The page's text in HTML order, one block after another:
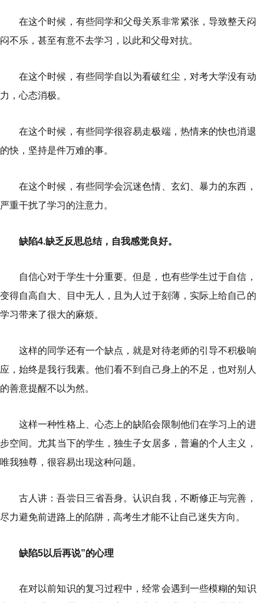
在这个时候，有些同学和父母关系非常紧张，导致整天闷
闷不乐，甚至有意不去学习，以此和父母对抗。
在这个时候，有些同学自以为看破红尘，对考大学没有动
力，心态消极。
在这个时候，有些同学很容易走极端，热情来的快也消退
的快，坚持是件万难的事。
在这个时候，有些同学会沉迷色情、玄幻、暴力的东西，
严重干扰了学习的注意力。
缺陷4.缺乏反思总结，自我感觉良好。
自信心对于学生十分重要。但是，也有些学生过于自信，
变得自高自大、目中无人，且为人过于刻薄，实际上给自己的
学习带来了很大的麻烦。
这样的同学还有一个缺点，就是对待老师的引导不积极响
应，始终是我行我素。他们看不到自己身上的不足，也对别人
的善意提醒不以为然。
这样一种性格上、心态上的缺陷会限制他们在学习上的进
步空间。尤其当下的学生，独生子女居多，普遍的个人主义，
唯我独尊，很容易出现这种问题。
古人讲：吾尝日三省吾身。认识自我，不断修正与完善，
尽力避免前进路上的陷阱，高考生才能不让自己迷失方向。
缺陷5以后再说”的心理
在对以前知识的复习过程中，经常会遇到一些模糊的知识